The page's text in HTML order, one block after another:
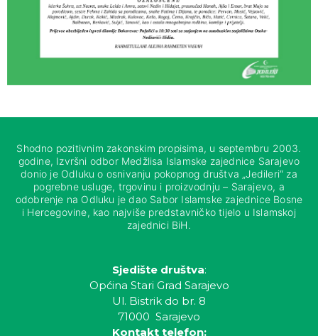
Shodno pozitivnim zakonskim propisima, u septembru 2003.
godine, Izvršni odbor Medžlisa Islamske zajednice Sarajevo
donio je Odluku o osnivanju pokopnog društva „Jedileri“ za
pogrebne usluge, trgovinu i proizvodnju – Sarajevo, a
odobrenje na Odluku je dao Sabor Islamske zajednice Bosne
i Hercegovine, kao najviše predstavničko tijelo u Islamskoj
zajednici BiH.
Sjedište društva:
Općina Stari Grad Sarajevo
Ul. Bistrik do br. 8
71000 Sarajevo
Kontakt telefon: